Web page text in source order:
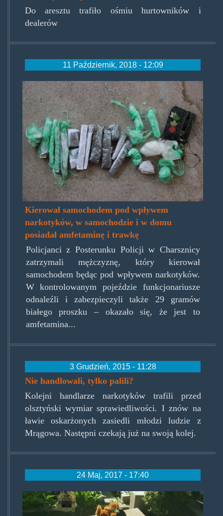
Do aresztu trafiło ośmiu hurtowników i
dealerów
11 Październik, 2018 - 12:09
kolekcjazmiechowa.jpg
Kierował samochodem pod wpływem
narkotyków, w samochodzie i w domu
posiadał amfetaminę i trawkę
Policjanci z Posterunku Policji w Charsznicy
zatrzymali mężczyznę, który kierował
samochodem będąc pod wpływem narkotyków.
W kontrolowanym pojeździe funkcjonariusze
odnaleźli i zabezpieczyli także 29 gramów
białego proszku – okazało się, że jest to
amfetamina...
3 Grudzień, 2015 - 11:28
Nie handlowali, tylko palili?
Kolejni handlarze narkotyków trafili przed
olsztyński wymiar sprawiedliwości. I znów na
ławie oskarżonych zasiedli młodzi ludzie z
Mrągowa. Następni czekają już na swoją kolej.
24 Maj, 2017 - 17:40
mjznagrobka.jpg